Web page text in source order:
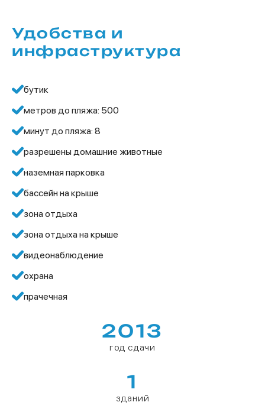
Удобства и
инфраструктура
бутик
метров до пляжа: 500
минут до пляжа: 8
разрешены домашние животные
наземная парковка
бассейн на крыше
зона отдыха
зона отдыха на крыше
видеонаблюдение
охрана
прачечная
2013
год сдачи
1
зданий